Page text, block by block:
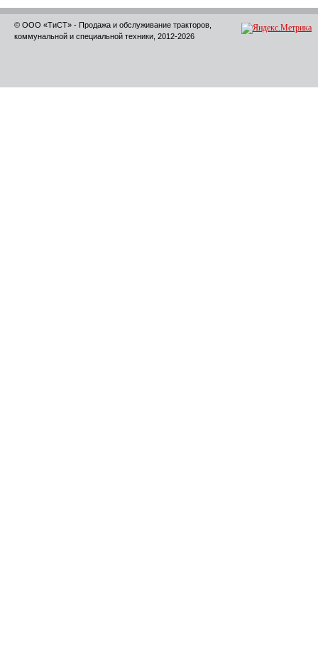
© ООО «ТиСТ» - Продажа и обслуживание тракторов,
коммунальной и специальной техники, 2012-2026